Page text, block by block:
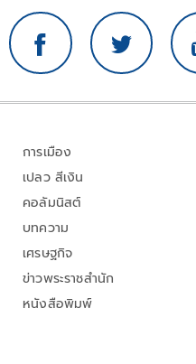
การเมือง
เปลว สีเงิน
คอลัมนิสต์
บทความ
เศรษฐกิจ
ข่าวพระราชสำนัก
หนังสือพิมพ์